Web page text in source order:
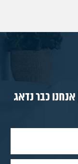
כבר נדאג